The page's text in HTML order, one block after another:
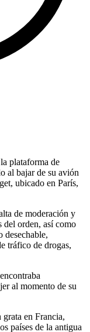
plataforma de
al bajar de su avión
ubicado en París,
de moderación y
del orden, así como
desechable,
tráfico de drogas,
al momento de su
grata en Francia,
países de la antigua